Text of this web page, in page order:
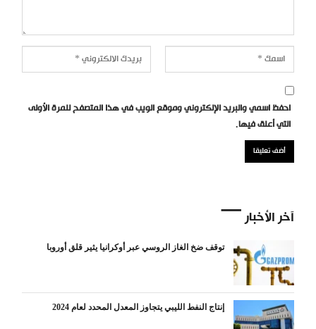
احفظ اسمي والبريد الإلكتروني وموقع الويب في هذا المتصفح للمرة الأولى
التي أعلق فيها.
آخر الأخبار
توقف ضخ الغاز الروسي عبر أوكرانيا يثير قلق أوروبا
إنتاج النفط الليبي يتجاوز المعدل المحدد لعام 2024